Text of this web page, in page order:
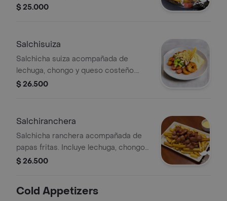
maíz tierno.
$ 25.000
Salchisuiza
Salchicha suiza acompañada de
lechuga, chongo y queso costeño.
Incluye aros de cebolla y papas en
$ 26.500
Salchiranchera
Salchicha ranchera acompañada de
papas fritas. Incluye lechuga, chongo
y queso costeño.
$ 26.500
Cold Appetizers